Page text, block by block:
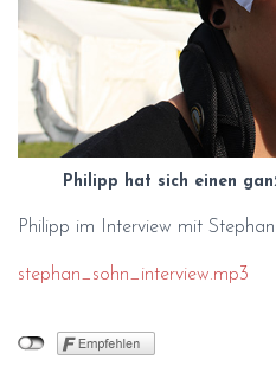
Philipp hat sich einen
Philipp im Interview mit
stephan_sohn_interview.mp3